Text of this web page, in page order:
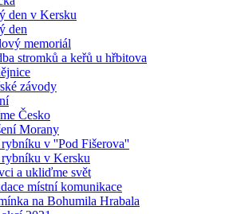
den v Kersku
den
memoriál
stromků a keřů u hřbitova
závody
Česko
Morany
v ''Pod Fišerova''
v Kersku
a ukliďme svět
místní komunikace
na Bohumila Hrabala